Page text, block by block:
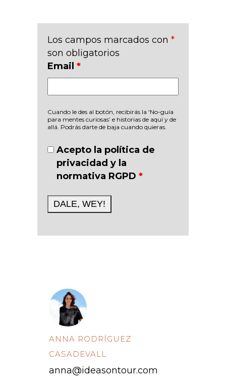
Los campos marcados con *
son obligatorios
Email *
Cuando le des al botón, recibirás la ‘No-guía
para mentes curiosas’ e historias de aquí y de
allá. Podrás darte de baja cuando quieras.
Acepto la política de
privacidad y la
normativa RGPD*
ANNA RODRÍGUEZ
CASADEVALL
anna@ideasontour.com